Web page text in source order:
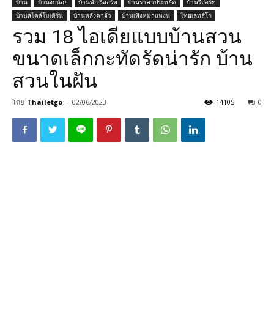
บ้าน บ้านงบน้อย บ้านพัก รีสอร์ท บ้านราคาประหยัด
บ้านรีสอร์ท
บ้านสไตล์โมเดิร์น
บ้านหลังคาจั่ว บ้านเพิงหมาแหงน ไทยเลทส์โก
รวม 18 ไอเดียแบบบ้านสวน
ขนาดเล็กกะทัดรัดน่ารัก บ้าน
สวนในฝัน
โดย Thailetgo - 02/06/2023 0
14105